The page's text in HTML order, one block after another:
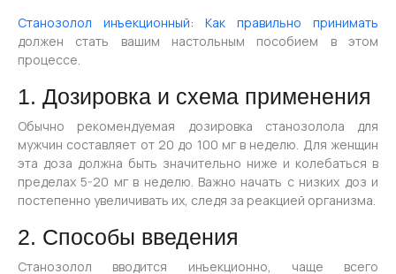
Станозолол инъекционный: Как правильно принимать
должен стать вашим настольным пособием в этом
процессе.
1. Дозировка и схема применения
Обычно рекомендуемая дозировка станозолола для
мужчин составляет от 20 до 100 мг в неделю. Для женщин
эта доза должна быть значительно ниже и колебаться в
пределах 5-20 мг в неделю. Важно начать с низких доз и
постепенно увеличивать их, следя за реакцией организма.
2. Способы введения
Станозолол вводится инъекционно, чаще всего